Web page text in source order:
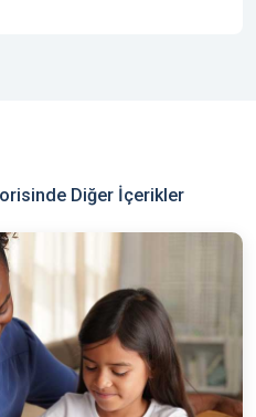
Diğer İçerikler